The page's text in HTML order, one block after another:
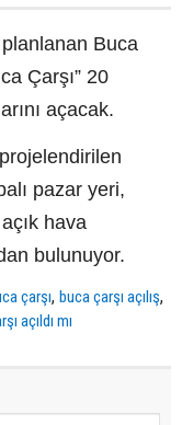
Buca
Çarşı” 20
açacak.
pazar yeri,
hava
bulunuyor.
çarşı,buca çarşı açılış,
açıldı mı